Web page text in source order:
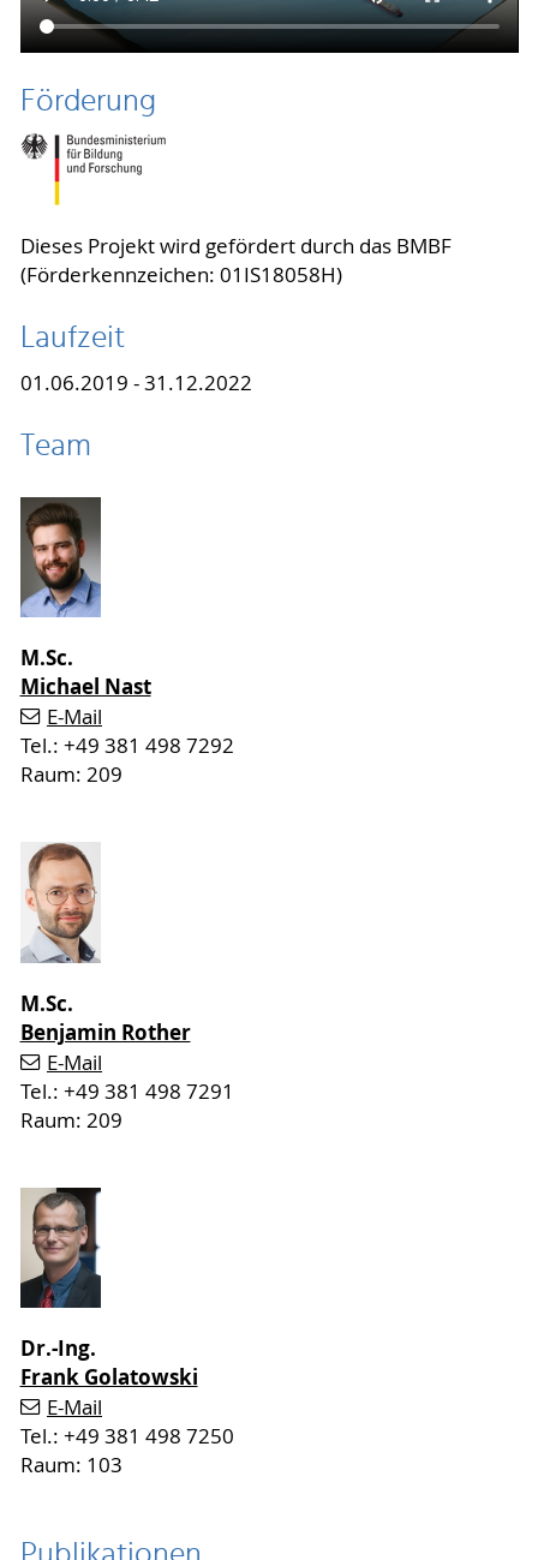
Förderung
Dieses Projekt wird gefördert durch das BMBF
(Förderkennzeichen: 01IS18058H)
Laufzeit
01.06.2019 - 31.12.2022
Team
M.Sc.
Michael Nast
E-Mail
Tel.: +49 381 498 7292
Raum: 209
M.Sc.
Benjamin Rother
E-Mail
Tel.: +49 381 498 7291
Raum: 209
Dr.-Ing.
Frank Golatowski
E-Mail
Tel.: +49 381 498 7250
Raum: 103